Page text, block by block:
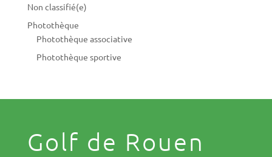
Non classifié(e)
Photothèque
Photothèque associative
Photothèque sportive
Golf de Rouen